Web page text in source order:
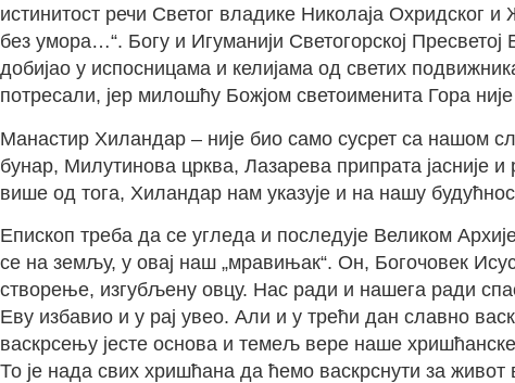
истинитост речи Светог владике Николаја Охридског
без умора…“. Богу и Игуманији Светогорској
добијао у испосницама и келијама од светих
потресали, јер милошћу Божјом светоименита Гора
Манастир Хиландар – није био само сусрет са нашом
бунар, Милутинова црква, Лазарева припрата јасније
више од тога, Хиландар нам указује и на нашу
Епископ треба да се угледа и последује Великом
се на земљу, у овај наш „мравињак“. Он, Богочовек
створење, изгубљену овцу. Нас ради и нашега ради
Еву избавио и у рај увео. Али и у трећи дан славно
васкрсењу јесте основа и темељ вере наше
То је нада свих хришћана да ћемо васкрснути за